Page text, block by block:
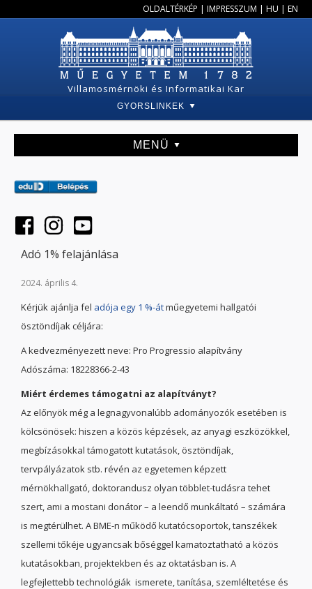
OLDALTÉRKÉP | IMPRESSZUM | HU | EN
Villamosmérnöki és Informatikai Kar
GYORSLINKEK
MENÜ
Adó 1% felajánlása
2024. április 4.
Kérjük ajánlja fel adója egy 1 %-átműegyetemi hallgatói
ösztöndíjak céljára:
A kedvezményezett neve: Pro Progressio alapítvány
Adószáma: 18228366-2-43
Miért érdemes támogatni az alapítványt?
Az előnyök még a legnagyvonalúbb adományozók esetében is
kölcsönösek: hiszen a közös képzések, az anyagi eszközökkel,
megbízásokkal támogatott kutatások, ösztöndíjak,
tervpályázatok stb. révén az egyetemen képzett
mérnökhallgató, doktorandusz olyan többlet-tudásra tehet
szert, ami a mostani donátor – a leendő munkáltató – számára
is megtérülhet. A BME-n működő kutatócsoportok, tanszékek
szellemi tőkéje ugyancsak bőséggel kamatoztatható a közös
kutatásokban, projektekben és az oktatásban is. A
legfejlettebb technológiák ismerete, tanítása, szemléltetése és